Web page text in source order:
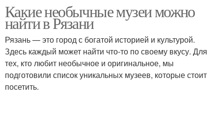
Какие необычные музеи можно
найти в Рязани
Рязань — это город с богатой историей и культурой.
Здесь каждый может найти что-то по своему вкусу. Для
тех, кто любит необычное и оригинальное, мы
подготовили список уникальных музеев, которые стоит
посетить.